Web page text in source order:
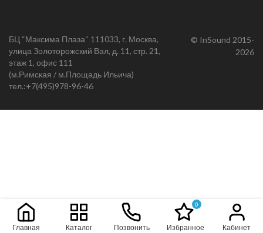
БЦ “Максима Плаза“ 111033, г. Москва,
улица Золоторожский Вал, д. 11, стр. 21,
этаж 1, офис 111
(м.Римская / м.Площадь Ильича)
тел.:+7(495)978-96-46
© InSound 2015-
2026
Главная Каталог Позвонить Избранное
0
Кабинет